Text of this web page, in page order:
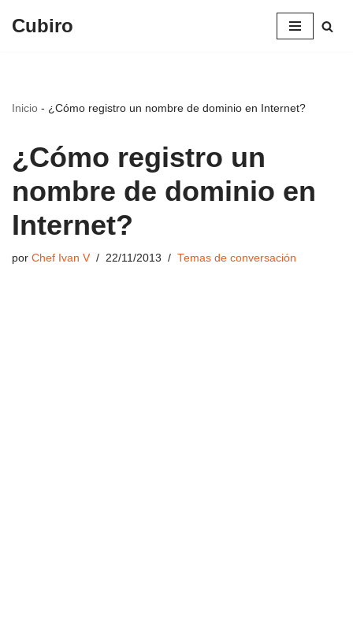
Cubiro
Inicio - ¿Cómo registro un nombre de dominio en Internet?
¿Cómo registro un
nombre de dominio en
Internet?
por Chef Ivan V 22/11/2013 Temas de conversación